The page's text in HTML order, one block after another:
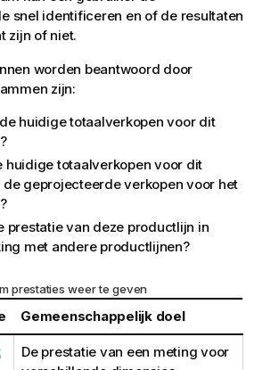
snel identificeren en of de resultaten
zijn of niet.
worden beantwoord door
zijn:
huidige totaalverkopen voor dit
huidige totaalverkopen voor dit
de geprojecteerde verkopen voor het
prestatie van deze productlijn in
met andere productlijnen?
prestaties weer te geven
Gemeenschappelijk doel
De prestatie van een meting voor